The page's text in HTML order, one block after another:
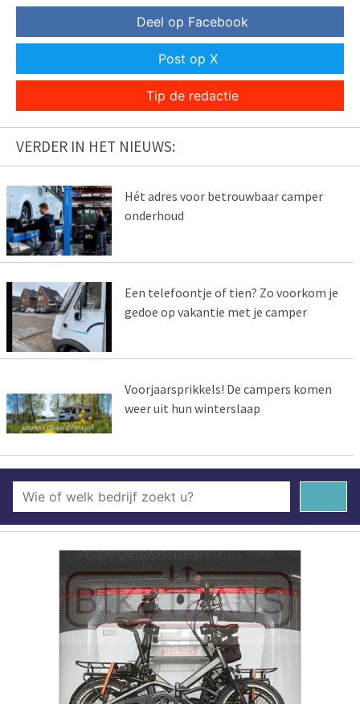
Deel op Facebook
Post op X
Tip de redactie
VERDER IN HET NIEUWS:
Hét adres voor betrouwbaar camper
onderhoud
Een telefoontje of tien? Zo voorkom je
gedoe op vakantie met je camper
Voorjaarsprikkels! De campers komen
weer uit hun winterslaap